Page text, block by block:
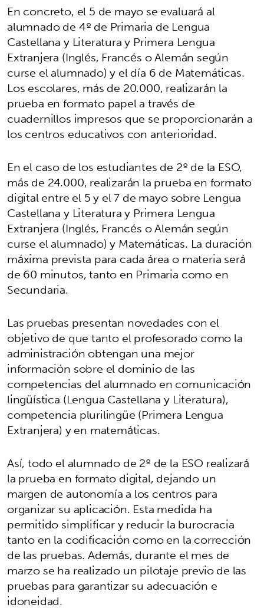
En concreto, el 5 de mayo se evaluará al
alumnado de 4º de Primaria de Lengua
Castellana y Literatura y Primera Lengua
Extranjera (Inglés, Francés o Alemán según
curse el alumnado) y el día 6 de Matemáticas.
Los escolares, más de 20.000, realizarán la
prueba en formato papel a través de
cuadernillos impresos que se proporcionarán a
los centros educativos con anterioridad.
En el caso de los estudiantes de 2º de la ESO,
más de 24.000, realizarán la prueba en formato
digital entre el 5 y el 7 de mayo sobre Lengua
Castellana y Literatura y Primera Lengua
Extranjera (Inglés, Francés o Alemán según
curse el alumnado) y Matemáticas. La duración
máxima prevista para cada área o materia será
de 60 minutos, tanto en Primaria como en
Secundaria.
Las pruebas presentan novedades con el
objetivo de que tanto el profesorado como la
administración obtengan una mejor
información sobre el dominio de las
competencias del alumnado en comunicación
lingüística (Lengua Castellana y Literatura),
competencia plurilingüe (Primera Lengua
Extranjera) y en matemáticas.
Así, todo el alumnado de 2º de la ESO realizará
la prueba en formato digital, dejando un
margen de autonomía a los centros para
organizar su aplicación. Esta medida ha
permitido simplificar y reducir la burocracia
tanto en la codificación como en la corrección
de las pruebas. Además, durante el mes de
marzo se ha realizado un pilotaje previo de las
pruebas para garantizar su adecuación e
idoneidad.